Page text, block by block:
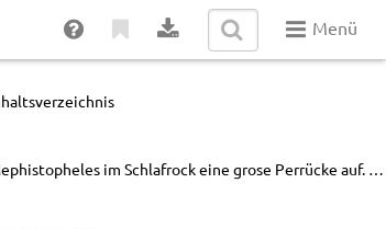
Menü
im Schlafrock eine grose Perrücke auf. …